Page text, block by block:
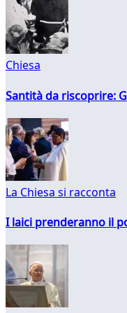
Chiesa
Santità da riscoprire:
La Chiesa si racconta
I laici prenderanno il